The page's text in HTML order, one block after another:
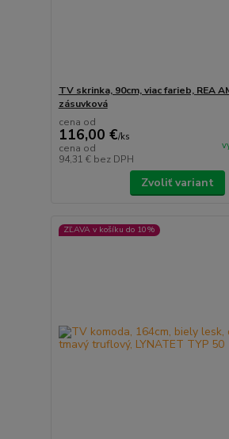
TV skrinka, 90cm, viac farieb, REA
zásuvková
cena od
116,00 €/ks
cena od
94,31 € bez DPH
Zvoliť variant
ZĽAVA v košíku do 10%